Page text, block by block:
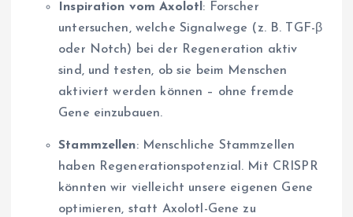
Inspiration vom Axolotl: Forscher
untersuchen, welche Signalwege (z. B. TGF-β
oder Notch) bei der Regeneration aktiv
sind, und testen, ob sie beim Menschen
aktiviert werden können – ohne fremde
Gene einzubauen.
Stammzellen: Menschliche Stammzellen
haben Regenerationspotenzial. Mit CRISPR
könnten wir vielleicht unsere eigenen Gene
optimieren, statt Axolotl-Gene zu